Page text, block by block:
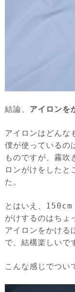
結論、 アイロンを
アイロンはどんな
僕が使っているの
ものですが、霧吹
ロンがけをしたと
た。
とはいえ、
がけするのはちょ
アイロンをかける
で、結構楽しいで
こんな感じでつい